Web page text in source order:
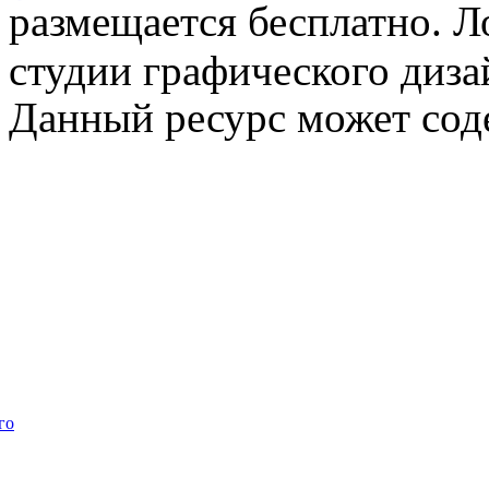
размещается бесплатно.
студии графического
Данный ресурс может